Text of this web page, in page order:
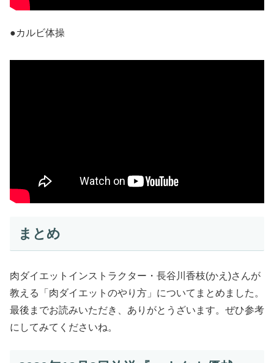
●カルビ体操
まとめ
肉ダイエットインストラクター・長谷川香枝(かえ)さんが
教える「肉ダイエットのやり方」についてまとめました。
最後までお読みいただき、ありがとうざいます。ぜひ参考
にしてみてくださいね。